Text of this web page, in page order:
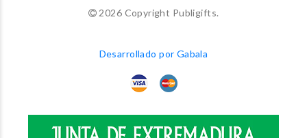
2026 Copyright Publigifts.
Desarrollado por Gabala